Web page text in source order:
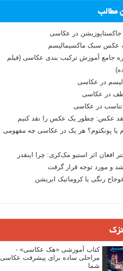
مطالب
جاکستا‌پوزیشن در عکاسی
جامع آموزش ترکیب بندی عکاسی (فیلم
در عکاسی
در عکاسی
تناسب در عکاسی
عکس: چطور یک عکس را نقد کنیم
یا پونکتوم؟ هر یک در عکاسی چه مفهومی
افغان اثر استیو مک‌کری: چرا اینقدر
و مورد توجه قرار گرفت
رنگی یا کروماتیک ابریشن
کتاب آموزشی «هک عکاسی» -
مراحلی ساده برای پیشرفت عکاسی
شما